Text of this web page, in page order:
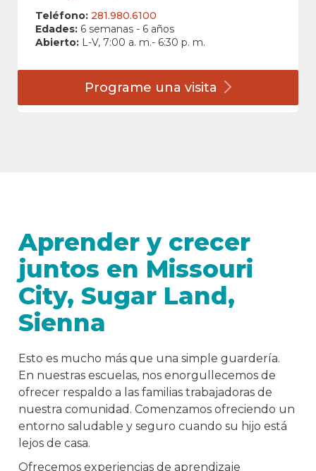
Teléfono: 281.980.6100
Edades: 6 semanas - 6 años
Abierto: L-V, 7:00 a. m.- 6:30 p. m.
Programe una visita
Aprender y crecer
juntos en Missouri
City, Sugar Land,
Sienna
Esto es mucho más que una simple guardería.
En nuestras escuelas, nos enorgullecemos de
ofrecer respaldo a las familias trabajadoras de
nuestra comunidad. Comenzamos ofreciendo un
entorno saludable y seguro cuando su hijo está
lejos de casa.
Ofrecemos experiencias de aprendizaje